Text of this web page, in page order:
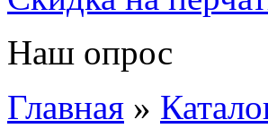
Наш опрос
Главная »